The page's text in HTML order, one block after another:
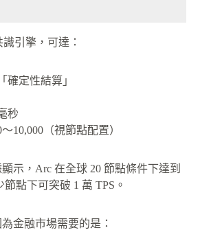
引擎，可達：
確定性結算」
秒
10,000（視節點配置）
示，Arc 在全球 20 節點條件下達到
節點下可突破 1 萬 TPS。
金融市場需要的是：